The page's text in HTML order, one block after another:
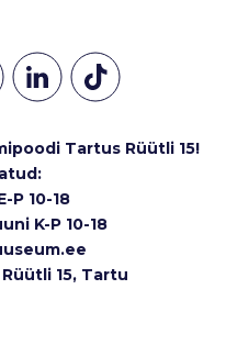
Tartus Rüütli 15!
P 10-18
K-P 10-18
15, Tartu